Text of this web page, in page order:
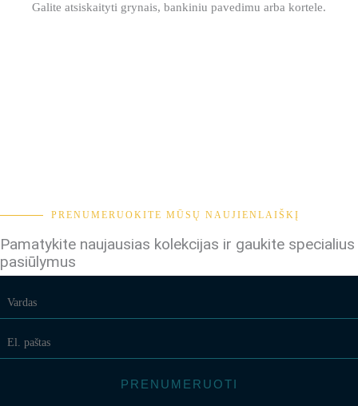
Galite atsiskaityti grynais, bankiniu pavedimu arba kortele.
PRENUMERUOKITE MŪSŲ NAUJIENLAIŠKĮ
Pamatykite naujausias kolekcijas ir gaukite specialius
pasiūlymus
PRENUMERUOTI